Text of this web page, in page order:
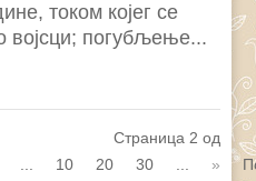
током којег се
војсци; погубљење...
Страница 2 од
... 10 20 30 ... »